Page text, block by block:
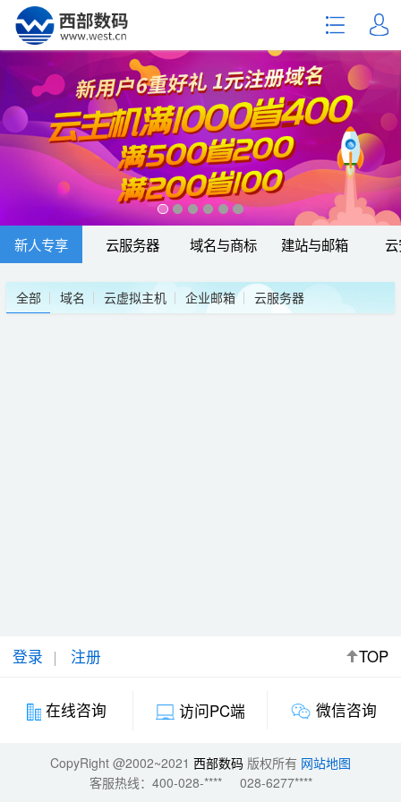
新人专享 云服务器 域名与商标 建站与邮箱
全部 域名 云虚拟主机 企业邮箱 云服务器
登录 注册 TOP
在线咨询 访问PC端 微信咨询
CopyRight @2002~2021 西部数码 版权所有 网站地图
客服热线： 400-028-**** 028-6277****